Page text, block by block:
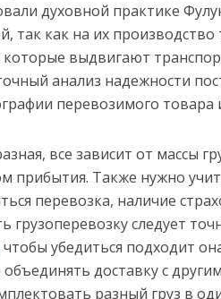
духовной практике
так как на их
выдвигают
анализ надежности
перевозимого товара
все зависит от массы
прибытия. Также нужно
перевозка, наличие
следует
чтобы убедиться подходит
доставку с
разный груз в